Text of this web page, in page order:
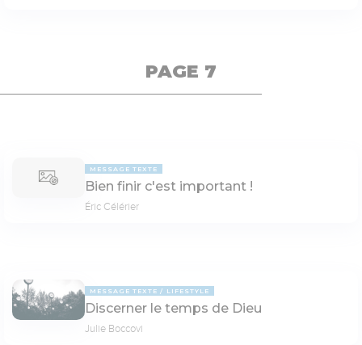
PAGE 7
MESSAGE TEXTE
Bien finir c'est important !
Éric Célérier
MESSAGE TEXTE LIFESTYLE
Discerner le temps de Dieu
Julie Boccovi